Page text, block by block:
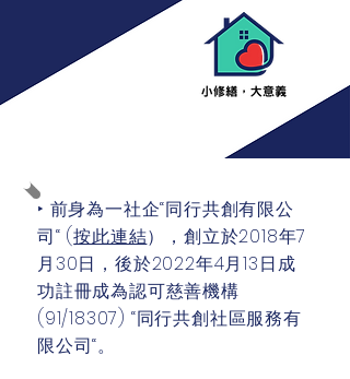
‣ 前身為一社企“同行共創有限公
司“ (按此連結），創立於2018年7
月30日，後於2022年4月13日成
功註冊成為認可慈善機構
(91/18307) “同行共創社區服務有
限公司“。